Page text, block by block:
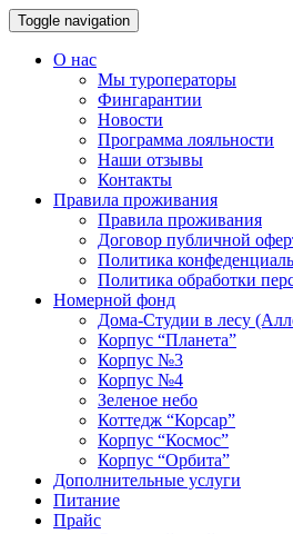
Toggle navigation
О нас
Мы туроператоры
Фингарантии
Новости
Программа лояльности
Наши отзывы
Контакты
Правила проживания
Правила проживания
Договор публичной
Политика
Политика обработки
Номерной фонд
Дома-Студии в лесу
Корпус “Планета”
Корпус №3
Корпус №4
Зеленое небо
Коттедж “Корсар”
Корпус “Космос”
Корпус “Орбита”
Дополнительные услуги
Питание
Прайс